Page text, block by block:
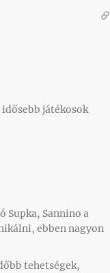
játékosok
Supka, Sannino a
ebben nagyon
tehetségek,